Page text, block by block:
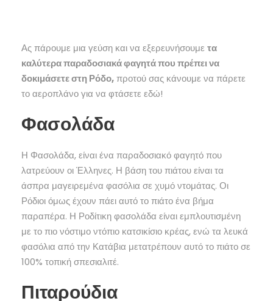
Ας πάρουμε μια γεύση και να εξερευνήσουμε τα
καλύτερα παραδοσιακά φαγητά που πρέπει να
δοκιμάσετε στη Ρόδο,προτού σας κάνουμε να πάρετε
το αεροπλάνο για να φτάσετε εδώ!
Φασολάδα
Η Φασολάδα, είναι ένα παραδοσιακό φαγητό που
λατρεύουν οι Έλληνες. Η βάση του πιάτου είναι τα
άσπρα μαγειρεμένα φασόλια σε χυμό ντομάτας. Οι
Ρόδιοι όμως έχουν πάει αυτό το πιάτο ένα βήμα
παραπέρα. Η Ροδίτικη φασολάδα είναι εμπλουτισμένη
με το πιο νόστιμο ντόπιο κατσικίσιο κρέας, ενώ τα λευκά
φασόλια από την Κατάβια μετατρέπουν αυτό το πιάτο σε
100% τοπική σπεσιαλιτέ.
Πιταρούδια